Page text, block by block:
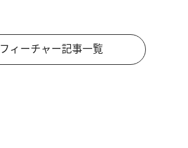
フィーチャー記事一覧